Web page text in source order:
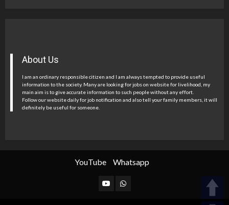
About Us
I am an ordinary responsible citizen and I am always tempted to provide useful
information to the society. Many are looking for jobs on website for livelihood, my
main aim is to give accurate information to such people without any effort.
Follow our website daily for job notification and also tell your family members, it will
definitely be useful for someone.
YouTube Whatsapp
YouTubeWhatsapp